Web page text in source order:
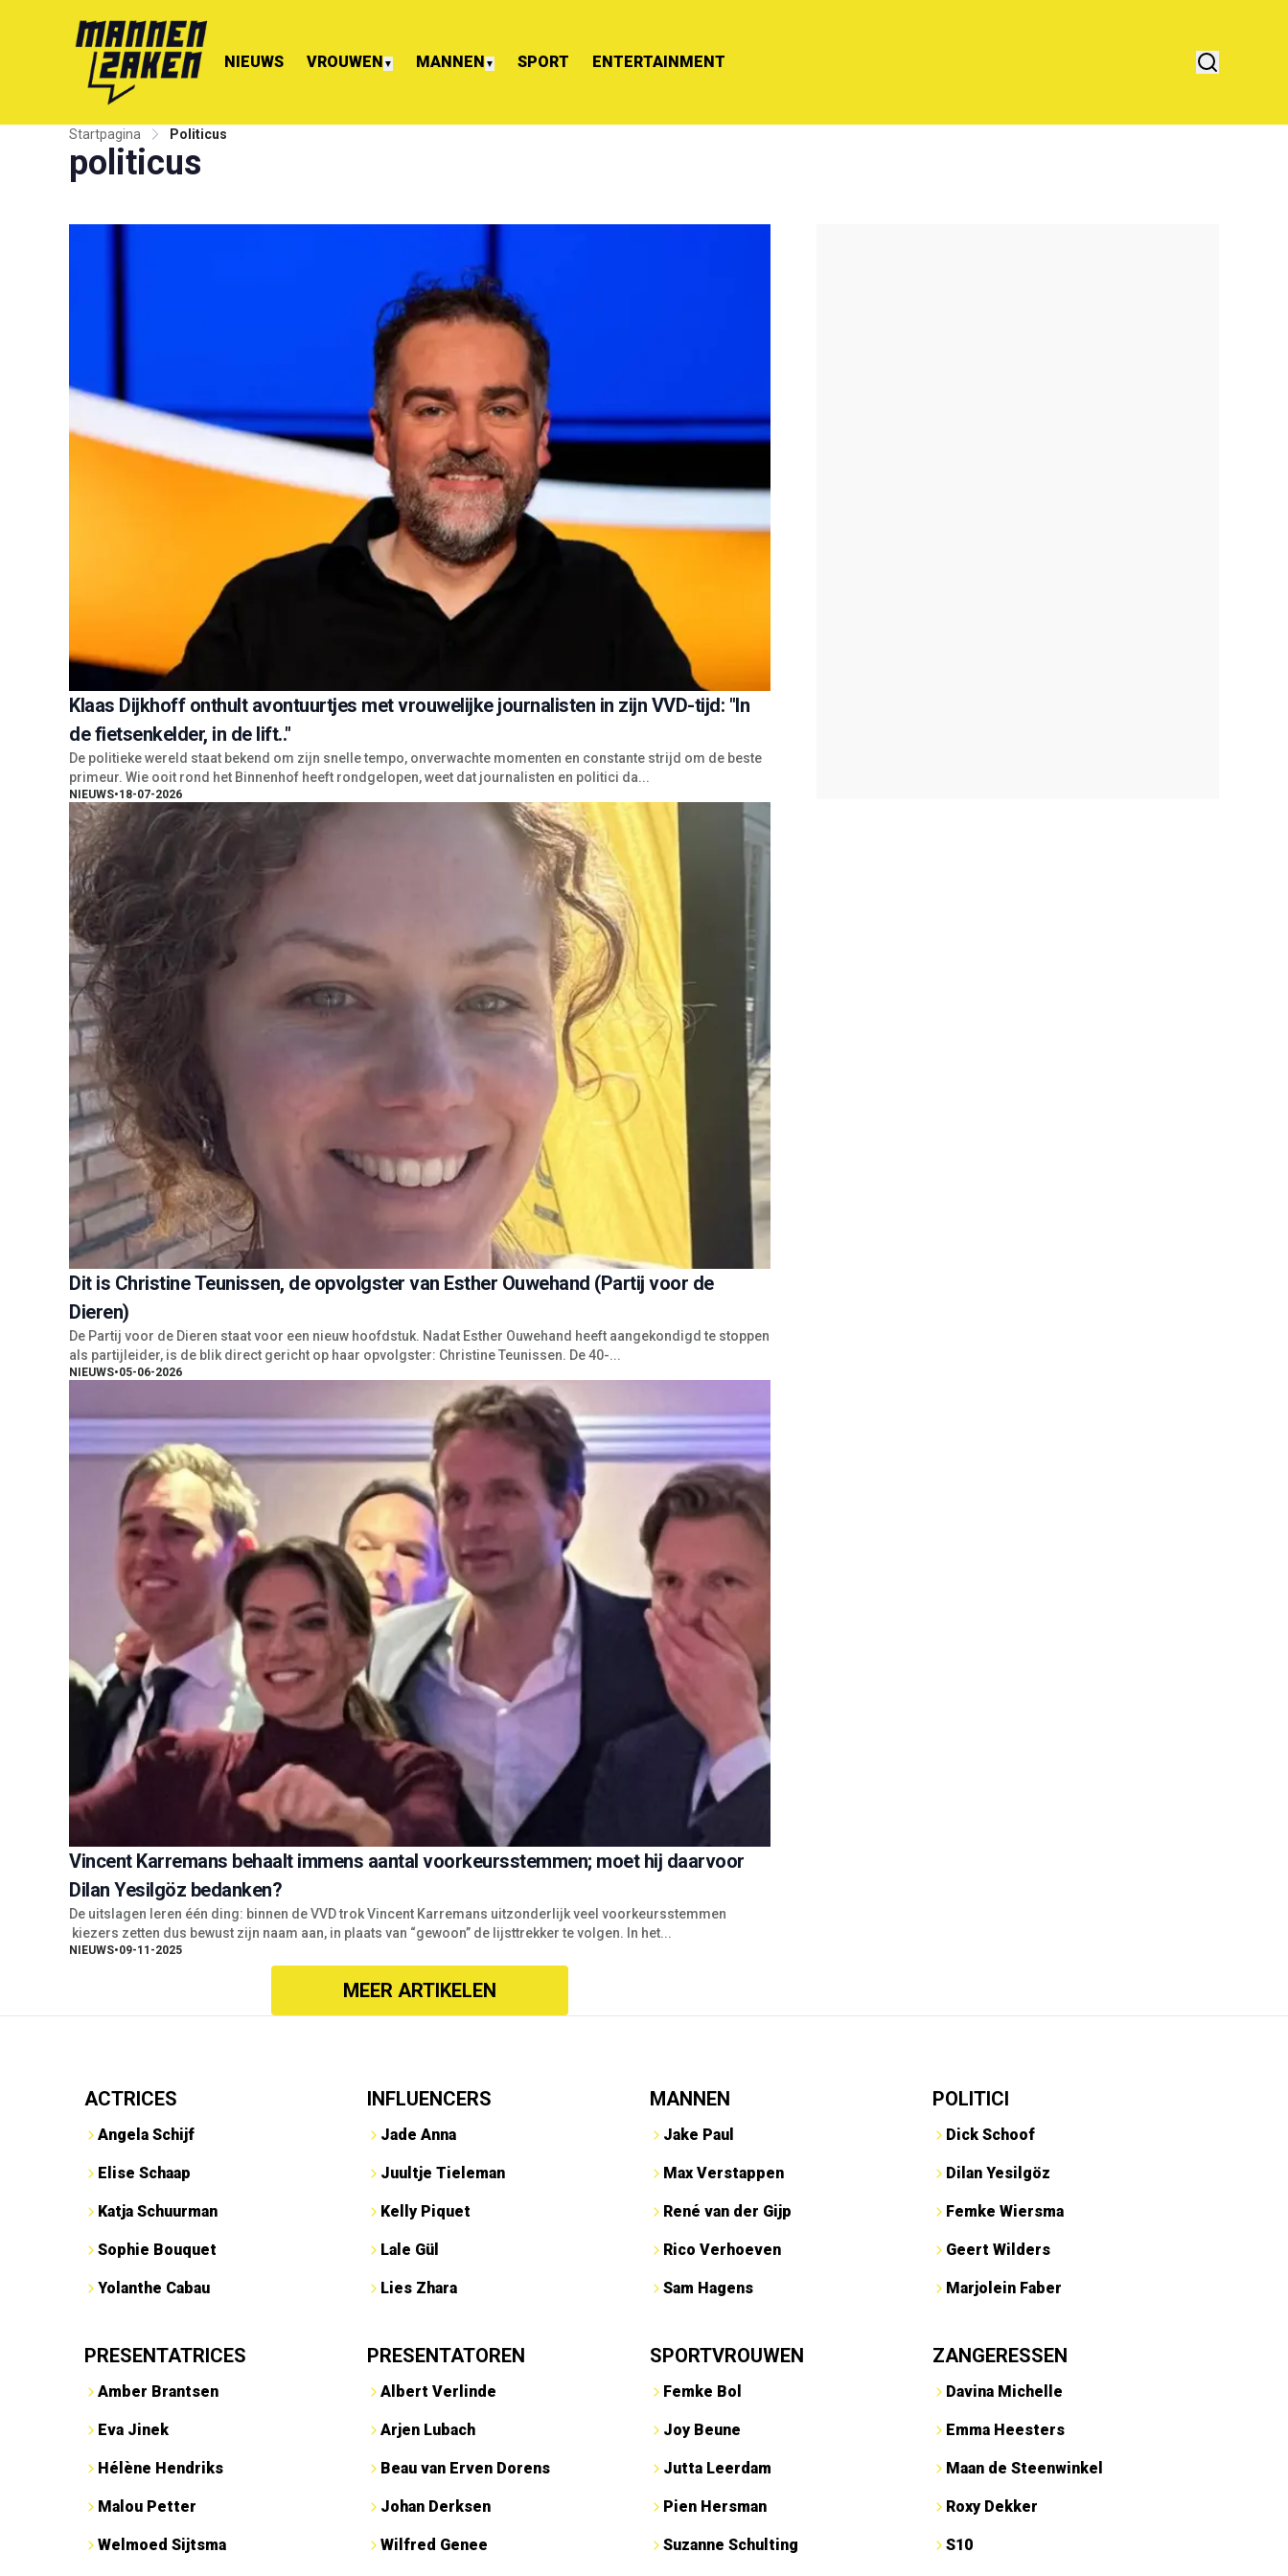
NIEUWS VROUWEN ▼ MANNEN ▼ SPORT ENTERTAINMENT
Startpagina Politicus
politicus
Klaas Dijkhoff onthult avontuurtjes met vrouwelijke journalisten in zijn VVD-tijd: "In
de fietsenkelder, in de lift.."
De politieke wereld staat bekend om zijn snelle tempo, onverwachte momenten en constante strijd om de beste
primeur. Wie ooit rond het Binnenhof heeft rondgelopen, weet dat journalisten en politici da...
NIEUWS•18-07-2026
Dit is Christine Teunissen, de opvolgster van Esther Ouwehand (Partij voor de
Dieren)
De Partij voor de Dieren staat voor een nieuw hoofdstuk. Nadat Esther Ouwehand heeft aangekondigd te stoppen
als partijleider, is de blik direct gericht op haar opvolgster: Christine Teunissen. De 40-...
NIEUWS•05-06-2026
Vincent Karremans behaalt immens aantal voorkeursstemmen; moet hij daarvoor
Dilan Yesilgöz bedanken?
De uitslagen leren één ding: binnen de VVD trok Vincent Karremans uitzonderlijk veel voorkeursstemmen
kiezers zetten dus bewust zijn naam aan, in plaats van “gewoon” de lijsttrekker te volgen. In het...
NIEUWS•09-11-2025
MEER ARTIKELEN
ACTRICES
Angela Schijf
Elise Schaap
Katja Schuurman
Sophie Bouquet
Yolanthe Cabau
INFLUENCERS
Jade Anna
Juultje Tieleman
Kelly Piquet
Lale Gül
Lies Zhara
MANNEN
Jake Paul
Max Verstappen
René van der Gijp
Rico Verhoeven
Sam Hagens
POLITICI
Dick Schoof
Dilan Yesilgöz
Femke Wiersma
Geert Wilders
Marjolein Faber
PRESENTATRICES
Amber Brantsen
Eva Jinek
Hélène Hendriks
Malou Petter
Welmoed Sijtsma
PRESENTATOREN
Albert Verlinde
Arjen Lubach
Beau van Erven Dorens
Johan Derksen
Wilfred Genee
SPORTVROUWEN
Femke Bol
Joy Beune
Jutta Leerdam
Pien Hersman
Suzanne Schulting
ZANGERESSEN
Davina Michelle
Emma Heesters
Maan de Steenwinkel
Roxy Dekker
S10